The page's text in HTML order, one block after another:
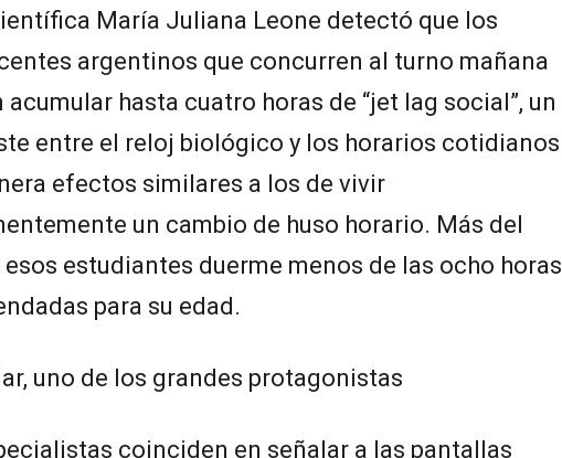
María Juliana Leone detectó que los
argentinos que concurren al turno mañana
acumular hasta cuatro horas de “jet lag social”, un
entre el reloj biológico y los horarios cotidianos
efectos similares a los de vivir
un cambio de huso horario. Más del
esos estudiantes duerme menos de las ocho horas
para su edad.
uno de los grandes protagonistas
coinciden en señalar a las pantallas